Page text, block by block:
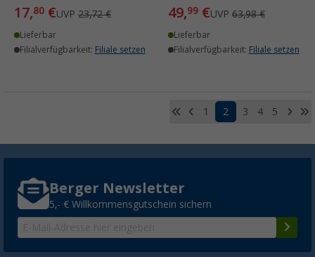
17,80 €UVP 23,72 €
Lieferbar
Filialverfügbarkeit: Filiale setzen
49,99 €UVP 63,98 €
Lieferbar
Filialverfügbarkeit: Filiale setzen
1 2 3 4 5
Berger Newsletter
5,- € Willkommensgutschein sichern